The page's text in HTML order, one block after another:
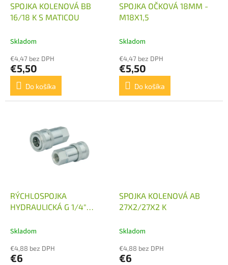
SPOJKA KOLENOVÁ BB
16/18 K S MATICOU
Skladom
€4,47 bez DPH
€5,50
Do košíka
SPOJKA OČKOVÁ 18MM -
M18X1,5
Skladom
€4,47 bez DPH
€5,50
Do košíka
RÝCHLOSPOJKA
HYDRAULICKÁ G 1/4"
Skladom
€4,88 bez DPH
€6
SPOJKA KOLENOVÁ AB
27X2/27X2 K
Skladom
€4,88 bez DPH
€6